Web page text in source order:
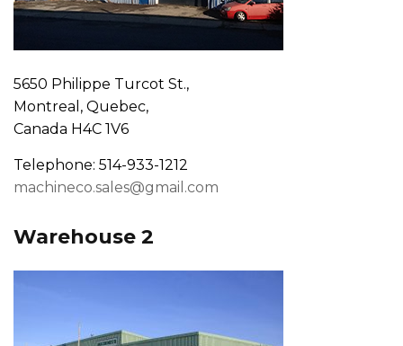
5650 Philippe Turcot St.,
Montreal, Quebec,
Canada H4C 1V6
Telephone: 514-933-1212
machineco.sales@gmail.com
Warehouse 2